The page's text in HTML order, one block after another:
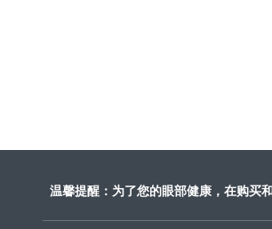
温馨提醒：为了您的眼部健康，在购买